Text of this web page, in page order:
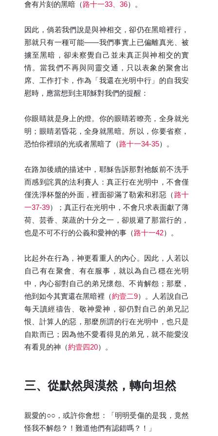
會有片刻的黑暗（路十一33、36）。
因此，倘若我們說是與神相交，卻仍在黑暗裡行，
那就只有一種可能——我們事實上已偏離真光、被
擄至黑暗，卻未察覺自己並未真正與神相交的實
情。當我們不再與同靈交通，只以表象的聚會出
席、工作打卡，作為「我還在光明中行」的自我安
慰時，應當想到主耶穌對我們的提醒：
你眼睛就是身上的燈。你的眼睛若瞭亮，全身就光
明；眼睛若昏花，全身就黑暗。所以，你要省察，
恐怕你裡頭的光或者黑暗了（路十一34-35）。
在路加後續的描述中，耶穌告訴那對祂飯前不洗手
而感到詫異的法利賽人：真正行在光明中，不會僅
僅洗淨杯盤的外面，裡面卻滿了勒索和邪惡（ 路十
一37-39）；真正行在光明中，不會只求表面獻了薄
荷、芸香、菜蔬的十分之一，卻規避了那當行的，
也是不可不行的公義和愛神的事（路十一42）。
比起外在行為，神更看重人的內心。因此，人若以
自己有在聚會、有在服事，就以為自己穩在光明
中，內心卻對自己的弟兄懷怨、不肯解怨；那麼，
他到如今其實還在黑暗裡（約壹二9）。人若說自己
每天讀經禱告、敬神愛神，卻仍對自己的弟兄記
恨、計算人的惡，那麼所謂的行在光明中，也只是
自欺而已；因為他不愛看得見的弟兄，就不能愛沒
有看見的神（約壹四20）。
三、從默然與漠然，轉向坦然
親愛的○○，或許你會想：「明明受傷的是我，竟然
怪我不解怨？！難道他們有認錯嗎？！」